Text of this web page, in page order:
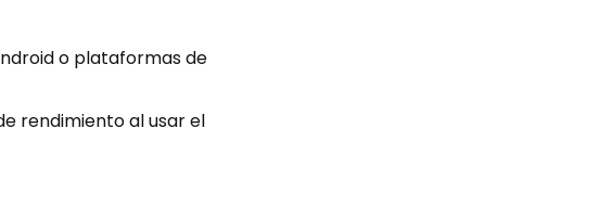
o plataformas de
rendimiento al usar el